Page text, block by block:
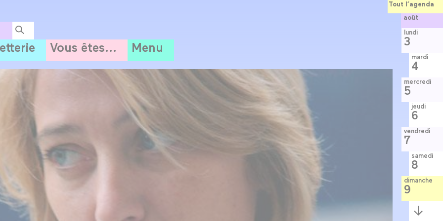
Vous êtes... Menu
Tout l’agenda
août
lundi
3
mardi
4
mercredi
5
jeudi
6
vendredi
7
samedi
8
dimanche
9
Semaine
suivante